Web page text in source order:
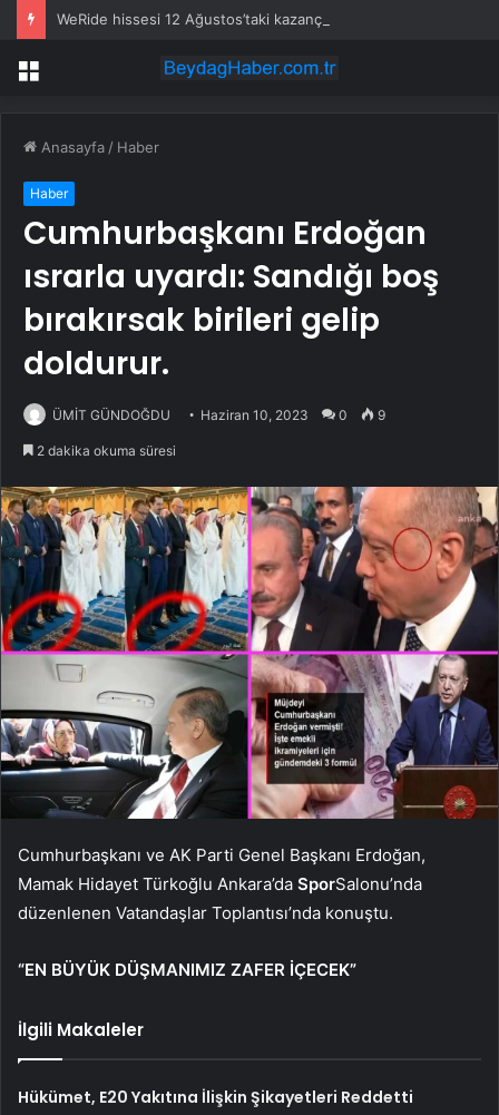
Menü
Anasayfa / Haber
Haber
Cumhurbaşkanı Erdoğan
ısrarla uyardı: Sandığı boş
bırakırsak birileri gelip
doldurur.
ÜMİT GÜNDOĞDU Haziran 10, 2023 0 9
2 dakika okuma süresi
Cumhurbaşkanı ve AK Parti Genel Başkanı Erdoğan,
Mamak Hidayet Türkoğlu Ankara’da SporSalonu’nda
düzenlenen Vatandaşlar Toplantısı’nda konuştu.
“EN BÜYÜK DÜŞMANIMIZ ZAFER İÇECEK”
İlgili Makaleler
Hükümet, E20 Yakıtına İlişkin Şikayetleri Reddetti